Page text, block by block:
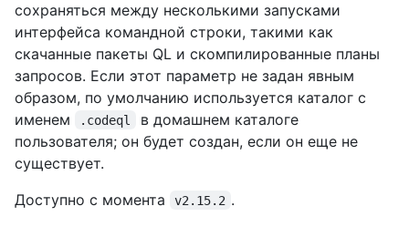
сохраняться между несколькими запусками
интерфейса командной строки, такими как
скачанные пакеты QL и скомпилированные планы
запросов. Если этот параметр не задан явным
образом, по умолчанию используется каталог с
именем
.codeql
в домашнем каталоге
пользователя; он будет создан, если он еще не
существует.
Доступно с момента
v2.15.2 .